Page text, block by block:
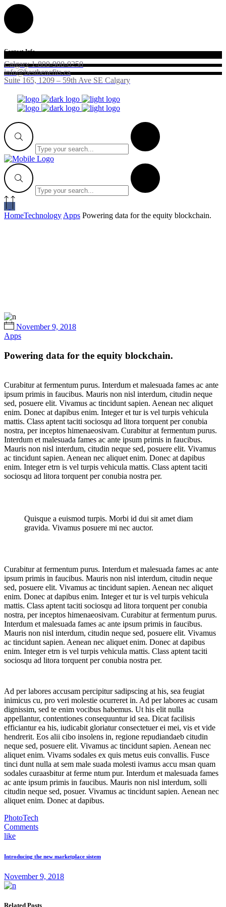
Contact Info
Calgary 1-800-900-0250
info@bestbenefits.ca
Suite 165, 1209 – 59th Ave SE Calgary
HomeTechnology Apps Powering data for the equity blockchain.
November 9, 2018
Apps
Powering data for the equity blockchain.
Curabitur at fermentum purus. Interdum et malesuada fames ac ante
ipsum primis in faucibus. Mauris non nisl interdum, citudin neque
sed, posuere elit. Vivamus ac tincidunt sapien. Aenean nec aliquet
enim. Donec at dapibus enim. Integer et tur is vel turpis vehicula
mattis. Class aptent taciti sociosqu ad litora torquent per conubia
nostra, per inceptos himenaeosivam. Curabitur at fermentum purus.
Interdum et malesuada fames ac ante ipsum primis in faucibus.
Mauris non nisl interdum, citudin neque sed, posuere elit. Vivamus
ac tincidunt sapien. Aenean nec aliquet enim. Donec at dapibus
enim. Integer etrn is vel turpis vehicula mattis. Class aptent taciti
sociosqu ad litora torquent per conubia nostra per.
Quisque a euismod turpis. Morbi id dui sit amet diam
gravida. Vivamus posuere mi nec auctor.
Curabitur at fermentum purus. Interdum et malesuada fames ac ante
ipsum primis in faucibus. Mauris non nisl interdum, citudin neque
sed, posuere elit. Vivamus ac tincidunt sapien. Aenean nec aliquet
enim. Donec at dapibus enim. Integer et tur is vel turpis vehicula
mattis. Class aptent taciti sociosqu ad litora torquent per conubia
nostra, per inceptos himenaeosivam. Curabitur at fermentum purus.
Interdum et malesuada fames ac ante ipsum primis in faucibus.
Mauris non nisl interdum, citudin neque sed, posuere elit. Vivamus
ac tincidunt sapien. Aenean nec aliquet enim. Donec at dapibus
enim. Integer etrn is vel turpis vehicula mattis. Class aptent taciti
sociosqu ad litora torquent per conubia nostra per.
Ad per labores accusam percipitur sadipscing at his, sea feugiat
inimicus cu, pro veri molestie ocurreret in. Ad per labores ac cusam
dignissim, sed te enim vocibus habemus. Ut his elit nulla
appellantur, contentiones consequuntur id sea. Dicat facilisis
efficiantur ea his, iudicabit gloriatur consectetuer ei mei, vis et vide
hendrerit. Eos alii cibo insolens in, regione repudiandaeb citudin
neque sed, posuere elit. Vivamus ac tincidunt sapien. Aenean nec
aliquet enim. Vivams sodales ex quis metus euis convallis. Fusce
tinci dunt nulla at sem male suada molesti ivamus accu msan quam
sodales curaasbitur at ferme ntum pur. Interdum et malesuada fames
ac ante ipsum primis in faucibus. Mauris non nisl interdum, solli
citudin neque sed, posuer. Vivamus ac tincidunt sapien. Aenean nec
aliquet enim. Donec at dapibus.
PhotoTech
Comments
like
Introducing the new marketplace sistem
November 9, 2018
Related Posts